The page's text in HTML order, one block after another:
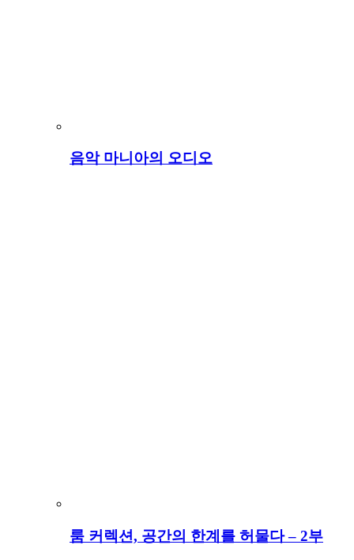
음악 마니아의 오디오
룸 커렉션, 공간의 한계를 허물다 – 2부